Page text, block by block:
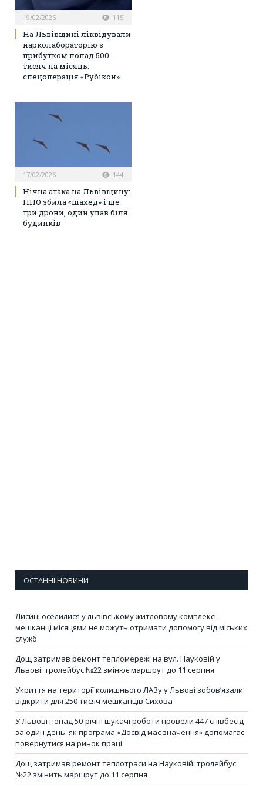
19/02/2026 115
На Львівщині ліквідували
нарколабораторію з
прибутком понад 500
тисяч на місяць:
спецоперація «Рубікон»
17/02/2026 144
Нічна атака на Львівщину:
ППО збила «шахед» і ще
три дрони, один упав біля
будинків
ОСТАННІ НОВИНИ
Лисиці оселилися у львівському житловому комплексі:
мешканці місяцями не можуть отримати допомогу від міських
служб
Дощ затримав ремонт тепломережі на вул. Науковій у
Львові: тролейбус №22 змінює маршрут до 11 серпня
Укриття на території колишнього ЛАЗу у Львові зобов’язали
відкрити для 250 тисяч мешканців Сихова
У Львові понад 50-річні шукачі роботи провели 447 співбесід
за один день: як програма «Досвід має значення» допомагає
повернутися на ринок праці
Дощ затримав ремонт теплотраси на Науковій: тролейбус
№22 змінить маршрут до 11 серпня